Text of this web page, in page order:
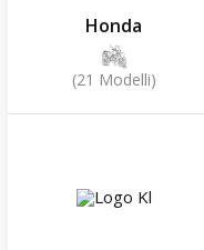
Honda
(21 Modelli)